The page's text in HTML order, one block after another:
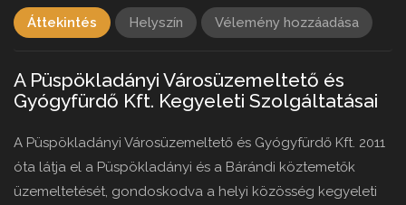
Áttekintés Helyszín Vélemény hozzáadása
A Püspökladányi Városüzemeltető és
Gyógyfürdő Kft. Kegyeleti Szolgáltatásai
A Püspökladányi Városüzemeltető és Gyógyfürdő Kft. 2011
óta látja el a Püspökladányi és a Bárándi köztemetők
üzemeltetését, gondoskodva a helyi közösség kegyeleti